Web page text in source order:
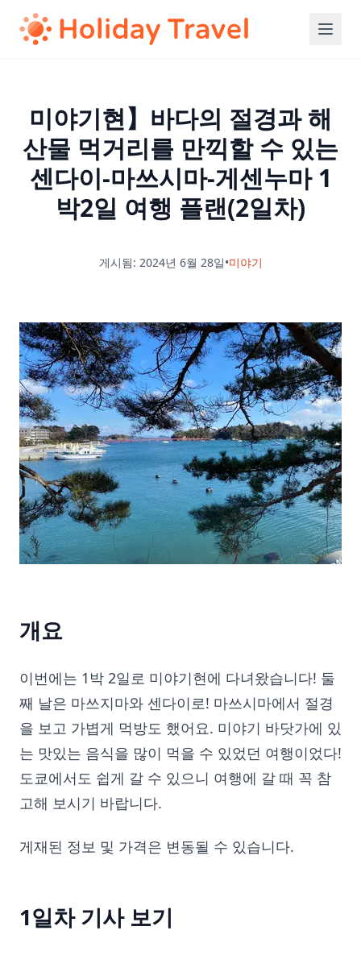
미야기현】바다의 절경과 해
산물 먹거리를 만끽할 수 있는
센다이-마쓰시마-게센누마 1
박2일 여행 플랜(2일차)
게시됨: 2024년 6월 28일•미야기
개요
이번에는 1박 2일로 미야기현에 다녀왔습니다! 둘
째 날은 마쓰지마와 센다이로! 마쓰시마에서 절경
을 보고 가볍게 먹방도 했어요. 미야기 바닷가에 있
는 맛있는 음식을 많이 먹을 수 있었던 여행이었다!
도쿄에서도 쉽게 갈 수 있으니 여행에 갈 때 꼭 참
고해 보시기 바랍니다.
게재된 정보 및 가격은 변동될 수 있습니다.
1일차 기사 보기